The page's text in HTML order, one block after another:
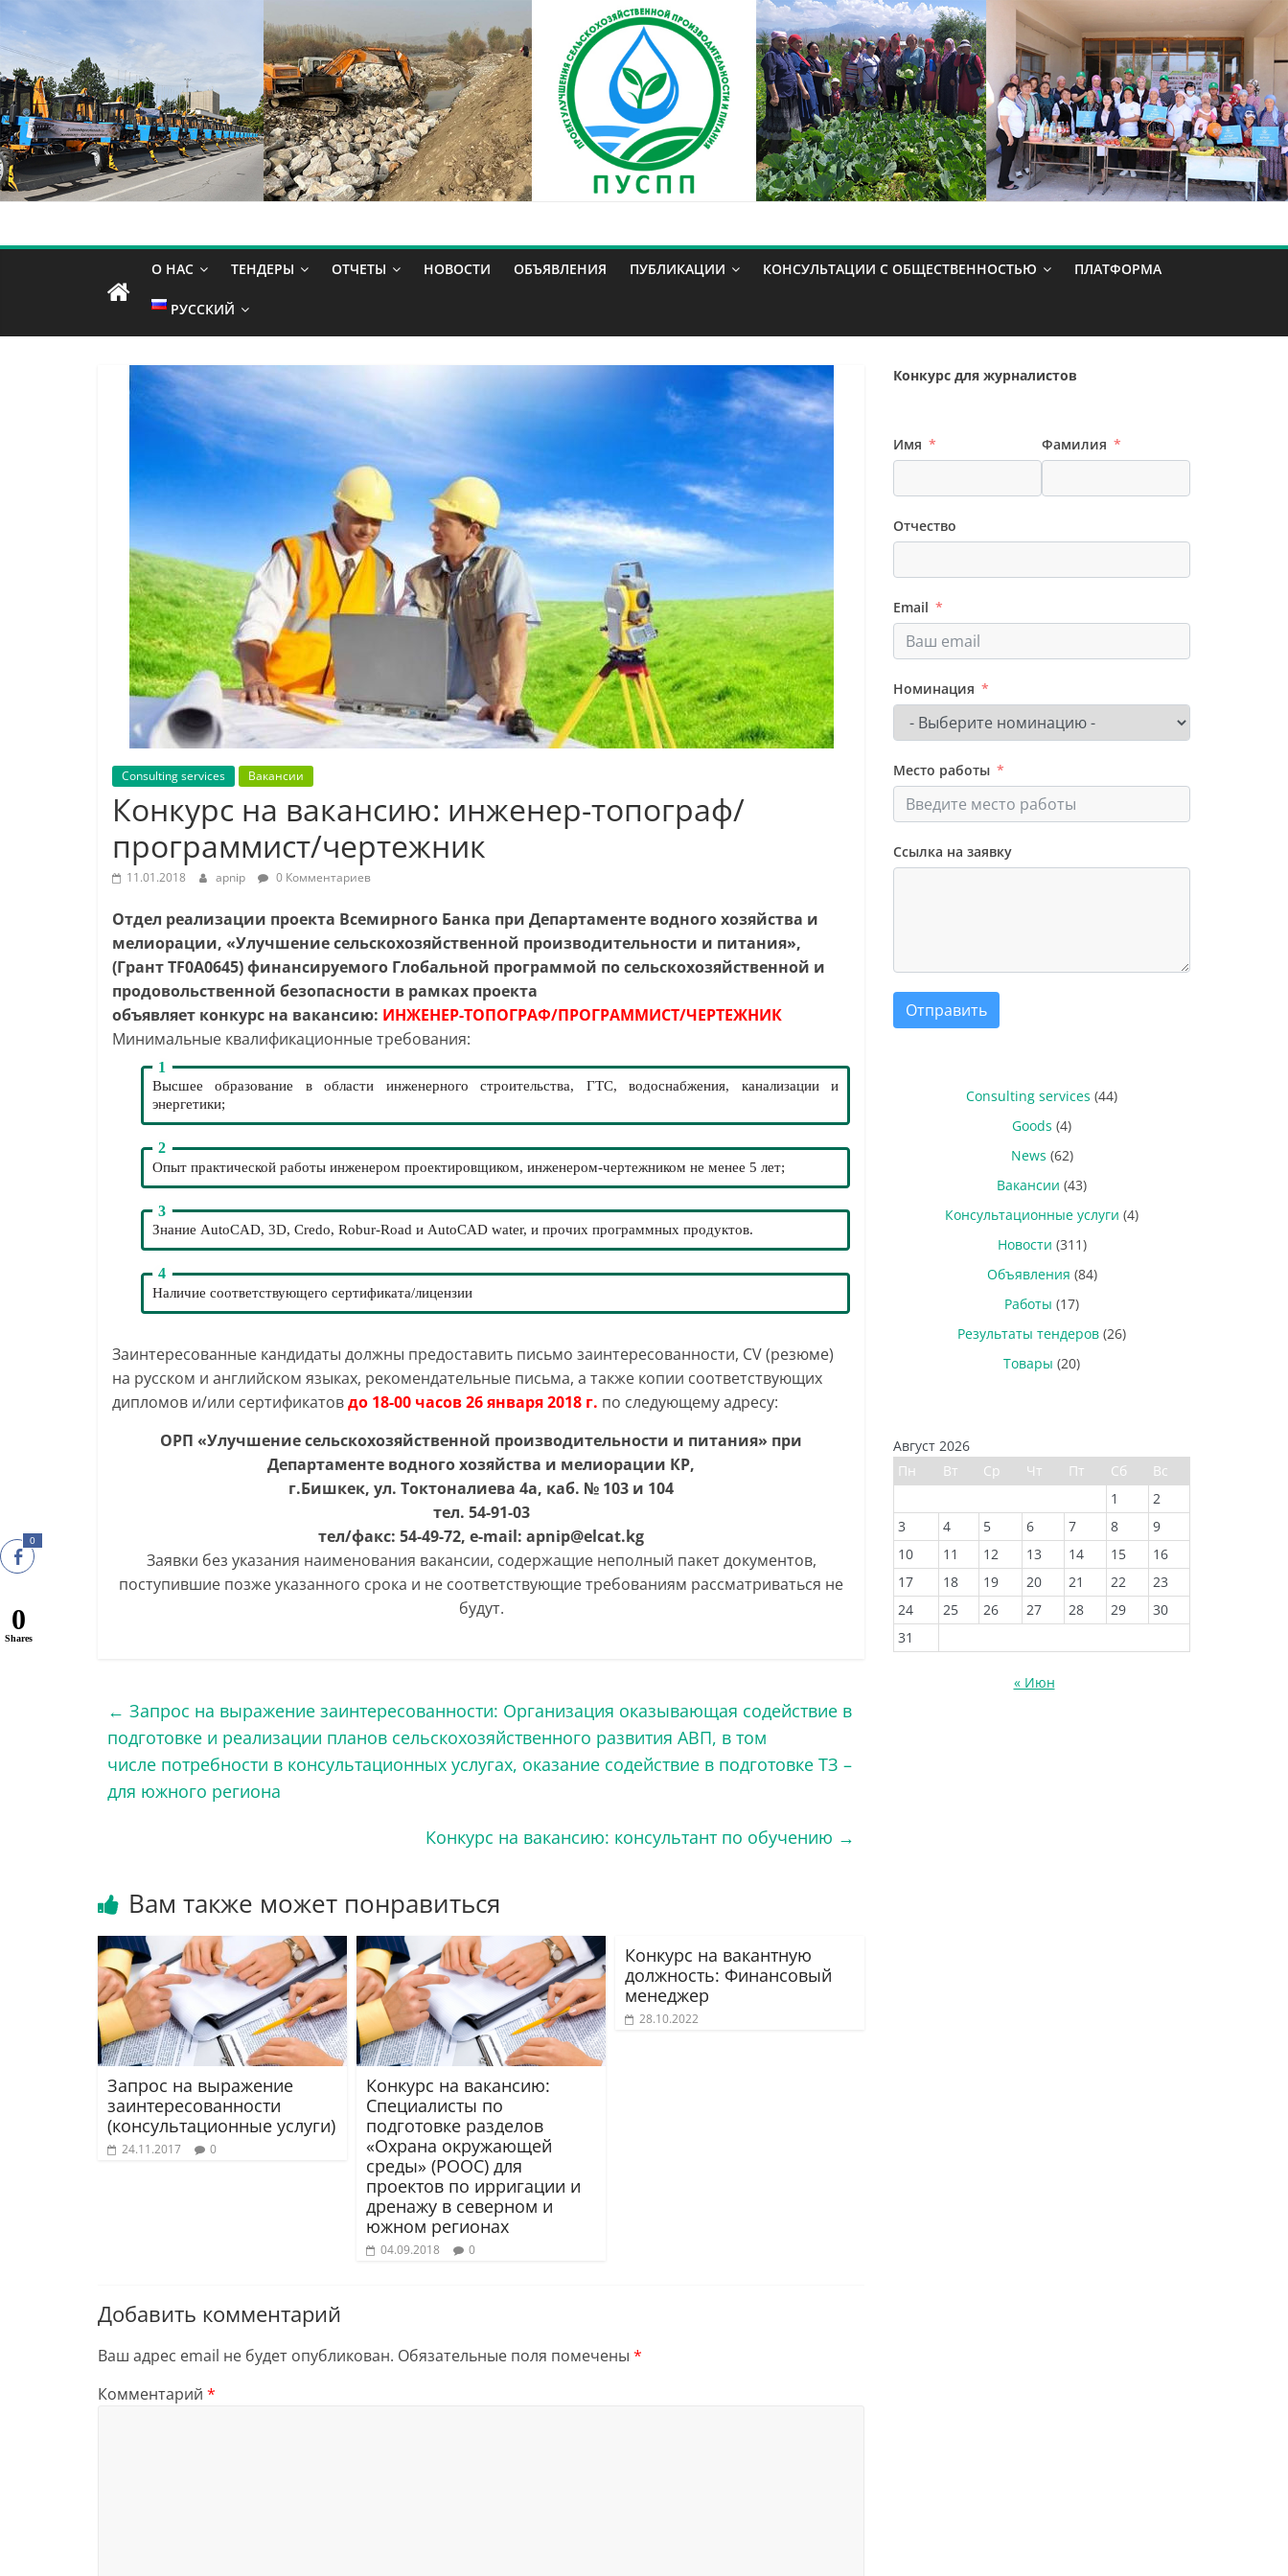
О НАС ТЕНДЕРЫ ОТЧЕТЫ НОВОСТИ ОБЪЯВЛЕНИЯ ПУБЛИКАЦИИ КОНСУЛЬТАЦИИ С ОБЩЕСТВЕННОСТЬЮ ПЛАТФОРМА
РУССКИЙ
Consulting services Вакансии
Конкурс на вакансию: инженер-топограф/
программист/чертежник
11.01.2018 apnip 0 Комментариев
Отдел реализации проекта Всемирного Банка при Департаменте водного хозяйства и
мелиорации, «Улучшение сельскохозяйственной производительности и питания»,
(Грант TF0A0645) финансируемого Глобальной программой по сельскохозяйственной и
продовольственной безопасности в рамках проекта
объявляет конкурс на вакансию: ИНЖЕНЕР-ТОПОГРАФ/ПРОГРАММИСТ/ЧЕРТЕЖНИК
Минимальные квалификационные требования:
Высшее образование в области инженерного строительства, ГТС, водоснабжения, канализации и
энергетики;
Опыт практической работы инженером проектировщиком, инженером-чертежником не менее 5 лет;
Знание AutoCAD, 3D, Credo, Robur-Road и AutoCAD water, и прочих программных продуктов.
Наличие соответствующего сертификата/лицензии
Заинтересованные кандидаты должны предоставить письмо заинтересованности, CV (резюме)
на русском и английском языках, рекомендательные письма, а также копии соответствующих
дипломов и/или сертификатовдо 18-00 часов 26 января 2018 г. по следующему адресу:
ОРП «Улучшение сельскохозяйственной производительности и питания» при
Департаменте водного хозяйства и мелиорации КР,
г.Бишкек, ул. Токтоналиева 4а, каб. № 103 и 104
тел. 54-91-03
тел/факс: 54-49-72, e-mail: apnip@elcat.kg
Заявки без указания наименования вакансии, содержащие неполный пакет документов,
поступившие позже указанного срока и не соответствующие требованиям рассматриваться не
будут.
← Запрос на выражение заинтересованности: Организация оказывающая содействие в
подготовке и реализации планов сельскохозяйственного развития АВП, в том
числе потребности в консультационных услугах, оказание содействие в подготовке TЗ –
для южного региона
Конкурс на вакансию: консультант по обучению →
Вам также может понравиться
Запрос на выражение
заинтересованности
(консультационные услуги)
24.11.2017 0
Конкурс на вакансию:
Специалисты по
подготовке разделов
«Охрана окружающей
среды» (РООС) для
проектов по ирригации и
дренажу в северном и
южном регионах
04.09.2018 0
Конкурс на вакантную
должность: Финансовый
менеджер
28.10.2022
Добавить комментарий
Ваш адрес email не будет опубликован. Обязательные поля помечены *
Комментарий *
Конкурс для журналистов
Имя Фамилия
Отчество
Email
Номинация
Место работы
Ссылка на заявку
Отправить
Consulting services (44)
Goods (4)
News (62)
Вакансии (43)
Консультационные услуги (4)
Новости (311)
Объявления (84)
Работы (17)
Результаты тендеров (26)
Товары (20)
Август 2026
Пн
Вт Ср Чт Пт Сб
Вс
1
2
3
4 5 6 7 8
9
10
11 12 13 14 15
16
17
18 19 20 21 22
23
24
25 26 27 28 29
30
31
« Июн
0
0
Shares